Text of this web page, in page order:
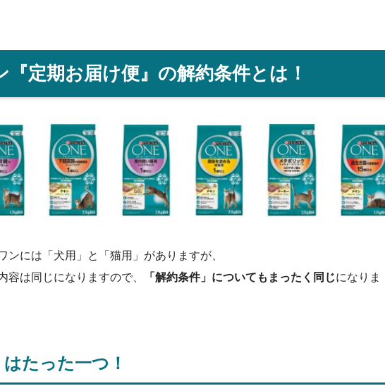
『定期お届け便』の解約条件とは！
ンには「犬用」と「猫用」がありますが、
容は同じになりますので、
「解約条件」についてもまったく同じになりま
はたった一つ！